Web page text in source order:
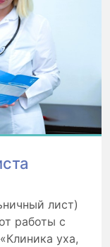
лист)
работы с
уха,